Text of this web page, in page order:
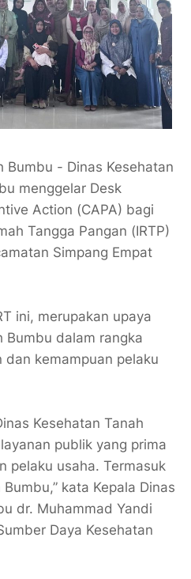
Bumbu - Dinas Kesehatan
menggelar Desk
Action (CAPA) bagi
Tangga Pangan (IRTP)
Simpang Empat
ini, merupakan upaya
Bumbu dalam rangka
kemampuan pelaku
Kesehatan Tanah
publik yang prima
pelaku usaha. Termasuk
kata Kepala Dinas
dr. Muhammad Yandi
Daya Kesehatan